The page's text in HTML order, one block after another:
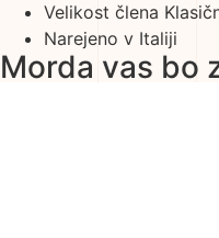
Velikost člena
Narejeno v Italiji
Morda vas bo